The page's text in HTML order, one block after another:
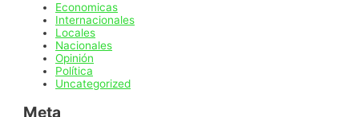
Economicas
Internacionales
Locales
Nacionales
Opinión
Política
Uncategorized
Meta